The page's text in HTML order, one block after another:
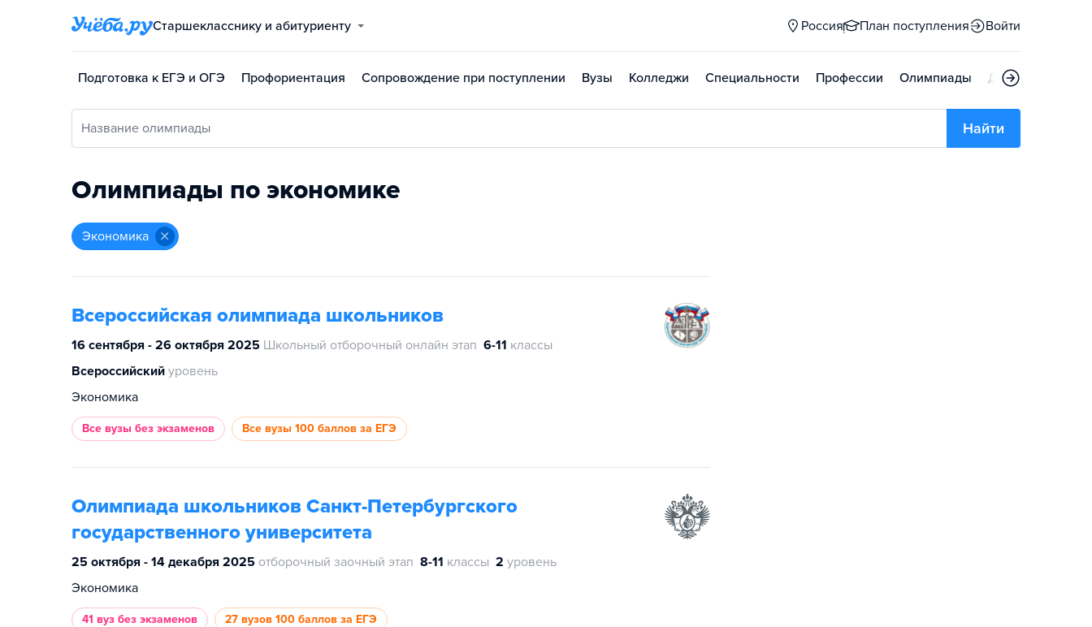
Старшекласснику и абитуриенту Россия План поступления Войти
Подготовка к ЕГЭ и ОГЭ Профориентация Сопровождение при поступлении Вузы Колледжи Специальности Профессии Олимпиады Дни открытых
Название олимпиады Найти
Олимпиады по экономике
экономика
Всероссийская олимпиада школьников
16 сентября - 26 октября 2025 Школьный отборочный онлайн этап 6-11 классы
Всероссийский уровень
Экономика
Все вузы без экзаменов Все вузы 100 баллов за ЕГЭ
Олимпиада школьников Санкт-Петербургского
государственного университета
25 октября - 14 декабря 2025 отборочный заочный этап 8-11 классы 2 уровень
Экономика
41 вуз без экзаменов 27 вузов 100 баллов за ЕГЭ